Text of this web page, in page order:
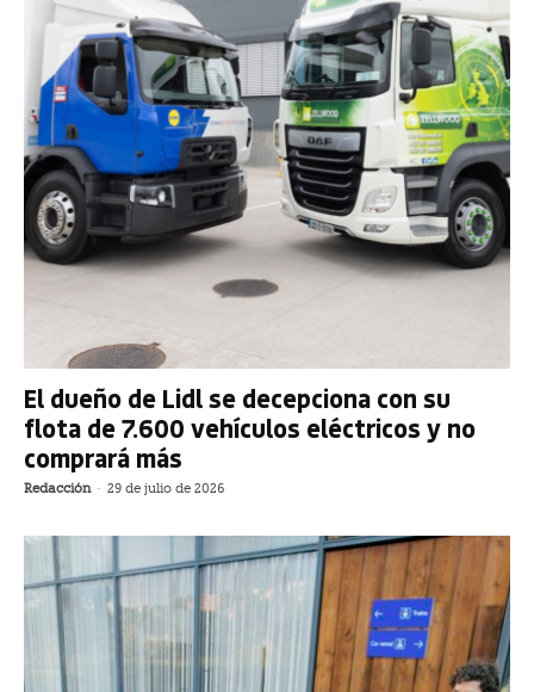
El dueño de Lidl se decepciona con su
flota de 7.600 vehículos eléctricos y no
comprará más
Redacción - 29 de julio de 2026